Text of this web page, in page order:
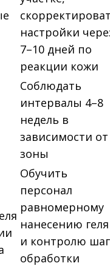
настройки
7–10 дней по
реакции кожи
Соблюдать
интервалы 4–8
недель в
зависимости от
зоны
Обучить
персонал
равномерному
нанесению геля
и контролю
обработки